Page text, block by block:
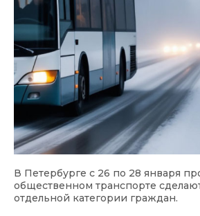
В Петербурге с 26 по 28 января
общественном транспорте
отдельной категории граждан.